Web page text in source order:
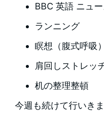
BBC 英語 ニュ
ランニング
瞑想（腹式呼吸）
肩回しストレッ
机の整理整頓
今週も続けて行いき